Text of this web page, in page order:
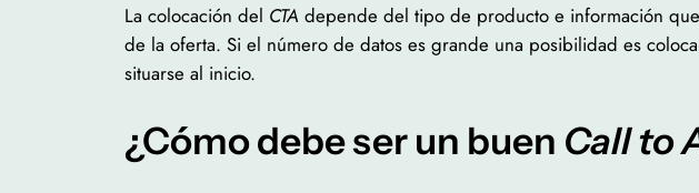
La colocación del CTA depende del tipo de producto e información
de la oferta. Si el número de datos es grande una posibilidad es
situarse al inicio.
¿Cómo debe ser un buen Call to